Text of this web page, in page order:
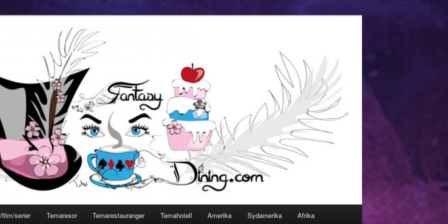
film/serier Temaresor Temarestauranger Temahotell Amerika Sydamerika Afrika